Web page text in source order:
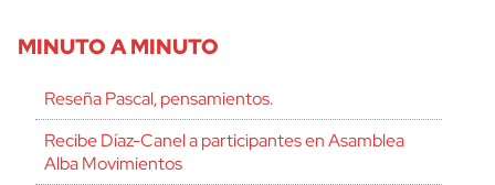
MINUTO A MINUTO
Reseña Pascal, pensamientos.
Recibe Díaz-Canel a participantes en Asamblea
Alba Movimientos